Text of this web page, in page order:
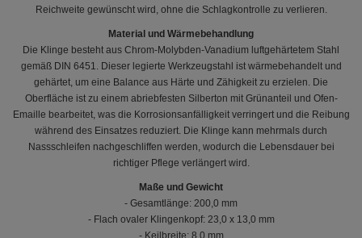
Reichweite gewünscht wird, ohne die Schlagkontrolle zu verlieren.
Material und Wärmebehandlung
Die Klinge besteht aus Chrom-Molybden-Vanadium luftgehärtetem Stahl
gemäß DIN 6451. Dieser legierte Werkzeugstahl ist wärmebehandelt und
gehärtet, um eine Balance aus Härte und Zähigkeit zu erzielen. Die
Oberfläche ist zu einem abriebfesten Silberton mit Grünanteil und Ofen-
Emaille bearbeitet, was die Korrosionsanfälligkeit verringert und die Reibung
während des Einsatzes reduziert. Die Klinge kann mehrmals durch
Nassschleifen nachgeschliffen werden, wodurch die Lebensdauer bei
richtiger Pflege verlängert wird.
Maße und Gewicht
- Gesamtlänge: 200,0 mm
- Flach ovaler Klingenkopf: 23,0 x 13,0 mm
- Keilbreite: 8,0 mm